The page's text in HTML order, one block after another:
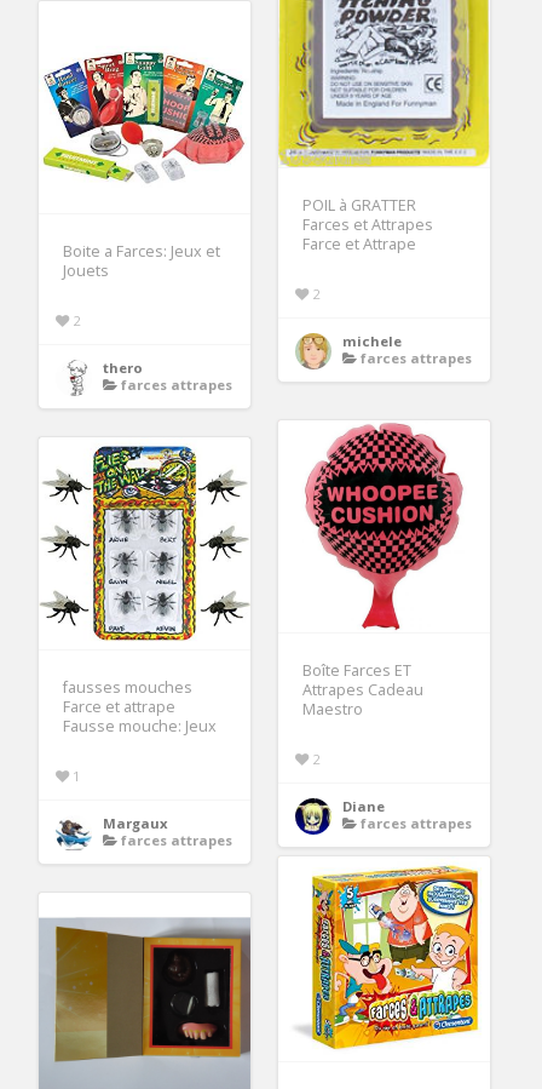
POIL à GRATTER
Farces et Attrapes
Farce et Attrape
2
michele
farces attrapes
Boite a Farces: Jeux et
Jouets
2
thero
farces attrapes
Boîte Farces ET
Attrapes Cadeau
Maestro
2
Diane
farces attrapes
fausses mouches
Farce et attrape
Fausse mouche: Jeux
1
Margaux
farces attrapes